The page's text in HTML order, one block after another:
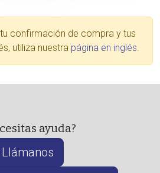
confirmación de compra y tus
utiliza nuestra página en inglés.
ayuda?
Llámanos